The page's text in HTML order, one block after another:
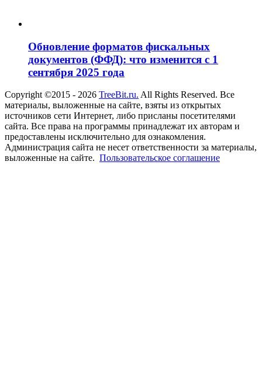
Обновление форматов фискальных
документов (ФФД): что изменится с 1
сентября 2025 года
Copyright ©2015 - 2026 TreeBit.ru. All Rights Reserved. Все
материалы, выложенные на сайте, взяты из открытых
источников сети Интернет, либо присланы посетителями
сайта. Все права на программы принадлежат их авторам и
предоставлены исключительно для ознакомления.
Администрация сайта не несет ответственности за материалы,
выложенные на сайте. Пользовательское соглашение